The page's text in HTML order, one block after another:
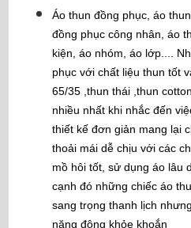
Áo thun đồng phục, áo
đồng phục công nhân, áo
kiện, áo nhóm, áo lớp....
phục với chất liệu thun tốt
65/35 ,thun thái ,thun
nhiều nhất khi nhắc đến
thiết kế đơn giản mang lại
thoải mái dễ chịu với các
mồ hôi tốt, sử dụng áo lâu
cạnh đó những chiếc áo
sang trọng thanh lịch
năng động khỏe khoắn